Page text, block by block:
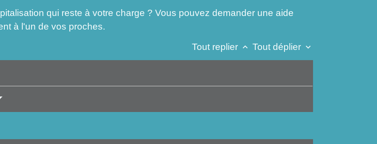
qui reste à votre charge ? Vous pouvez demander une aide
à l'un de vos proches.
Tout replier keyboard_arrow_up Tout déplier keyboard_arrow_down